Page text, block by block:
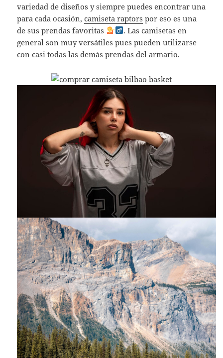
variedad de diseños y siempre puedes encontrar una
para cada ocasión,camiseta raptors por eso es una
de sus prendas favoritas
. Las camisetas en
general son muy versátiles pues pueden utilizarse
con casi todas las demás prendas del armario.